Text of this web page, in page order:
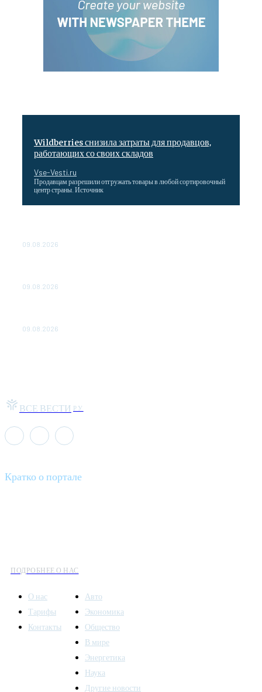
Wildberries снизила затраты для продавцов,
работающих со своих складов
Vse-Vesti.ru
Продавцам разрешили отгружать товары в любой сортировочный
центр страны. Источник
09.08.2026
09.08.2026
09.08.2026
ВСЕ ВЕСТИ РУ
Кратко о портале
ПОДРОБНЕЕ О НАС
О нас
Тарифы
Контакты
Авто
Экономика
Общество
В мире
Энергетика
Наука
Другие новости